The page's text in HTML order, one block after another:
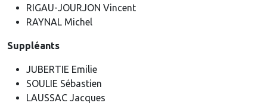
RIGAU-JOURJON Vincent
RAYNAL Michel
Suppléants
JUBERTIE Emilie
SOULIE Sébastien
LAUSSAC Jacques